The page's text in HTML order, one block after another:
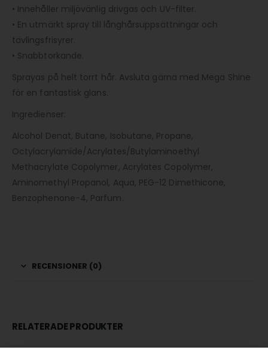
• Innehåller miljövänlig drivgas och UV-filter.
• En utmärkt spray till långhårsuppsättningar och
tävlingsfrisyrer.
• Snabbtorkande.
Sprayas på helt torrt hår. Avsluta gärna med Mega Shine
för en fantastisk glans.
Ingredienser:
Alcohol Denat, Butane, Isobutane, Propane,
Octylacrylamide/Acrylates/Butylaminoethyl
Methacrylate Copolymer, Acrylates Copolymer,
Aminomethyl Propanol, Aqua, PEG-12 Dimethicone,
Benzophenone-4, Parfum.
RECENSIONER (0)
RELATERADE PRODUKTER